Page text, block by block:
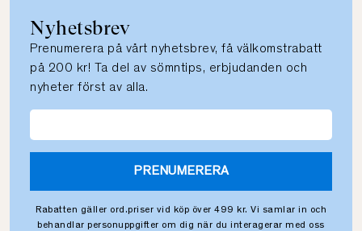
Nyhetsbrev
Prenumerera på vårt nyhetsbrev, få välkomstrabatt
på 200 kr! Ta del av sömntips, erbjudanden och
nyheter först av alla.
PRENUMERERA
Rabatten gäller ord.priser vid köp över 499 kr. Vi samlar in och
behandlar personuppgifter om dig när du interagerar med oss